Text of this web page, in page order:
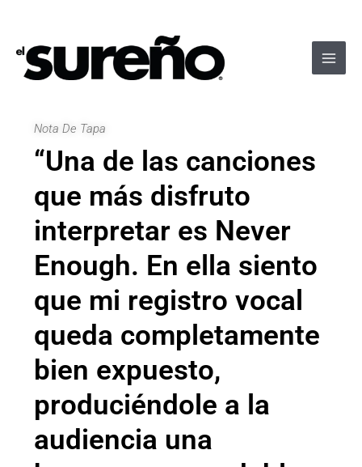
contenido
Nota De Tapa
“Una de las canciones
que más disfruto
interpretar es Never
Enough. En ella siento
que mi registro vocal
queda completamente
bien expuesto,
produciéndole a la
audiencia una
entradas